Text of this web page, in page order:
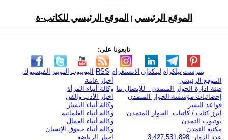
الموقع الرئيسي الموقع الرئيسي للكاتب-ة
تابعونا على:
الفيسبوك التويتر اليوتيوب RSS الانستغرام لينكدإن تيلكرامبنترست
الموقع الرئيسي
هيئة ادارة الحوار المتمدن - للإتصال بنا
إحصائيات مؤسسة الحوار المتمدن
قواعد النشر
ابرز كتاب / كاتبات الحوار المتمدن
يوتيوب التمدن
مكتبة التمدن
عدد الزوار: 3,427,531,898
أخبار عامة
وكالة أنباء المرأة
اخبار الأدب والفن
وكالة أنباء اليسار
وكالة أنباء العلمانية
وكالة أنباء العمال
وكالة أنباء حقوق الإنسان
اخبار الرياضة